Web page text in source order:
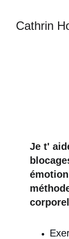
Cathrin
Je t'